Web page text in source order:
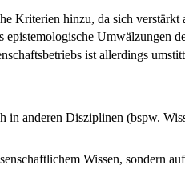
Kriterien hinzu, da sich
Umwälzungen
ist allerdings
anderen Disziplinen (bspw.
Wissen, sondern